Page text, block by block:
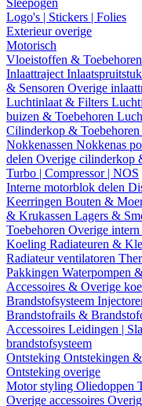
Sleepogen
Logo's | Stickers | Folies
Exterieur overige
Motorisch
Vloeistoffen & Toebehoren
Inlaattraject
& Sensoren Overige
Luchtinlaat & Filters
buizen & Toebehoren
Cilinderkop & Toebehoren
Nokkenassen Nokkenas
delen Overige cilinderkop
Turbo | Compressor | NOS
Interne motorblok delen
Keerringen Bouten &
& Krukassen Lagers &
Toebehoren Overige
Koeling Radiateuren &
Radiateur ventilatoren
Pakkingen Waterpompen
Accessoires & Overige
Brandstofsysteem
Brandstofrails &
Accessoires Leidingen |
brandstofsysteem
Ontsteking Ontstekingen
Ontsteking overige
Motor styling Oliedoppen
Overige accessoires